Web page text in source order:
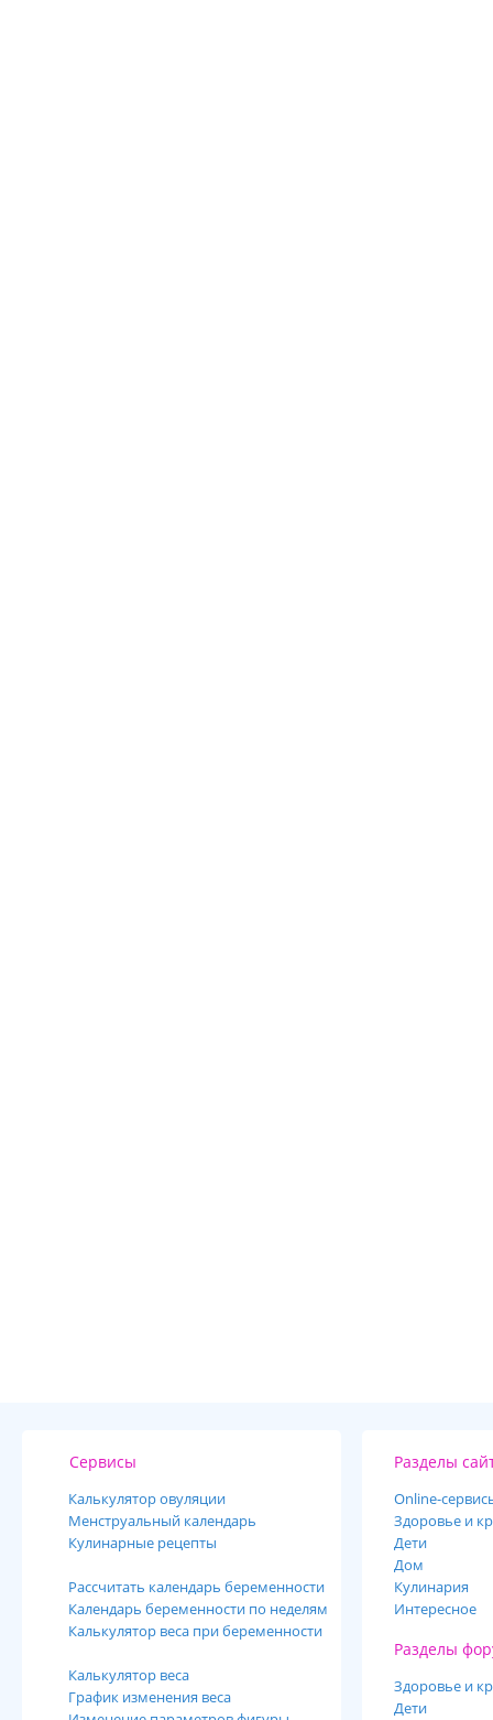
Сервисы
Калькулятор овуляции
Менструальный календарь
Кулинарные рецепты
Рассчитать календарь беременности
Календарь беременности по неделям
Калькулятор веса при беременности
Калькулятор веса
График изменения веса
Разделы
Online-
Здоровье и
Дети
Дом
Кулинария
Интересное
Разделы
Здоровье и
Дети